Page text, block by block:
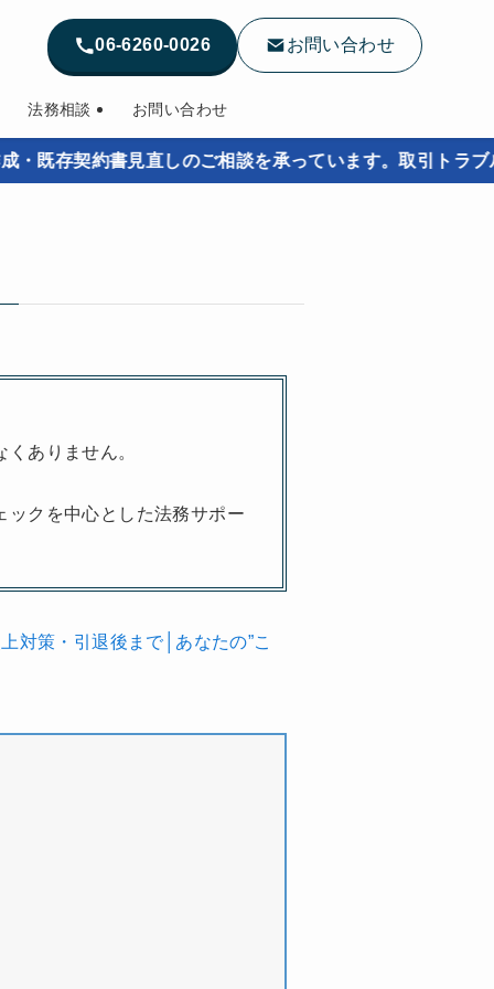
法務相談 お問い合わせ
06-6260-0026 お問い合わせ
見直しのご相談を承っています。取引トラブルを未然に
ありません。
ックを中心とした法務サポー
対策・引退後まで│あなたの”こ